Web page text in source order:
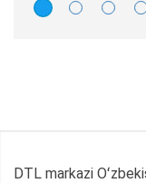
DTL markazi